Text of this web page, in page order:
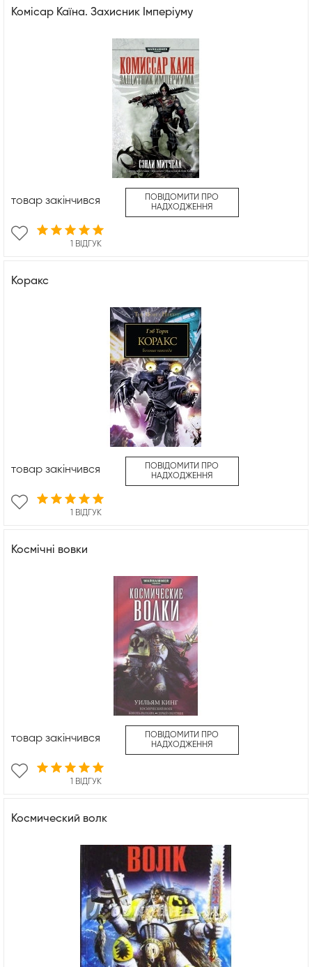
Комісар Каїна. Захисник Імперіуму
1 ВІДГУК
товар закінчився
ПОВІДОМИТИ ПРО
НАДХОДЖЕННЯ
Коракс
1 ВІДГУК
товар закінчився
ПОВІДОМИТИ ПРО
НАДХОДЖЕННЯ
Космічні вовки
1 ВІДГУК
товар закінчився
ПОВІДОМИТИ ПРО
НАДХОДЖЕННЯ
Космический волк